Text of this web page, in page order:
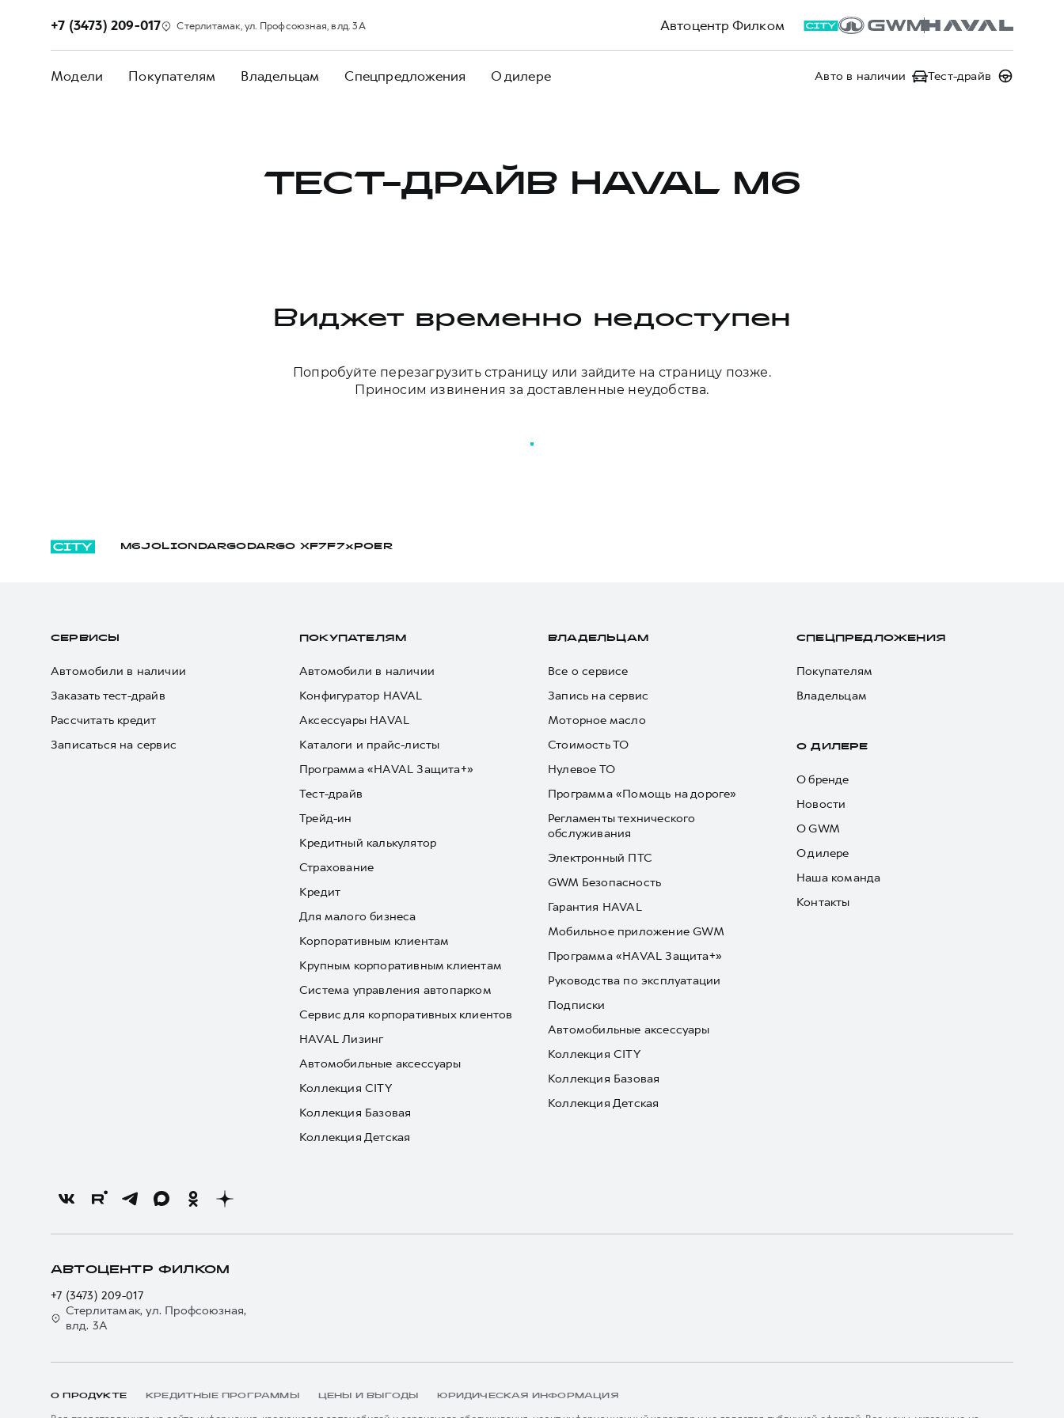
Автоцентр Филком
+7 (3473) 209-017 Стерлитамак, ул. Профсоюзная, влд. 3А
Модели Покупателям Владельцам Спецпредложения О дилере Авто в наличии Тест-драйв
ТЕСТ-ДРАЙВ HAVAL M6
Виджет временно недоступен
Попробуйте перезагрузить страницу или зайдите на страницу позже.
Приносим извинения за доставленные неудобства.
ПЕРЕЗАГРУЗИТЬ СТРАНИЦУ
M6JOLION DARGO DARGO Х F7 F7x POER
СЕРВИСЫ
Автомобили в наличии
Заказать тест-драйв
Рассчитать кредит
Записаться на сервис
ПОКУПАТЕЛЯМ
Автомобили в наличии
Конфигуратор HAVAL
Аксессуары HAVAL
Каталоги и прайс-листы
Программа «HAVAL Защита+»
Тест-драйв
Трейд-ин
Кредитный калькулятор
Страхование
Кредит
Для малого бизнеса
Корпоративным клиентам
Крупным корпоративным клиентам
Система управления автопарком
Сервис для корпоративных клиентов
HAVAL Лизинг
Автомобильные аксессуары
Коллекция CITY
Коллекция Базовая
Коллекция Детская
ВЛАДЕЛЬЦАМ
Все о сервисе
Запись на сервис
Моторное масло
Стоимость ТО
Нулевое ТО
Программа «Помощь на дороге»
Регламенты технического
обслуживания
Электронный ПТС
GWM Безопасность
Гарантия HAVAL
Мобильное приложение GWM
Программа «HAVAL Защита+»
Руководства по эксплуатации
Подписки
Автомобильные аксессуары
Коллекция CITY
Коллекция Базовая
Коллекция Детская
СПЕЦПРЕДЛОЖЕНИЯ
Покупателям
Владельцам
О ДИЛЕРЕ
О бренде
Новости
О GWM
О дилере
Наша команда
Контакты
АВТОЦЕНТР ФИЛКОМ
+7 (3473) 209-017
Стерлитамак, ул. Профсоюзная,
влд. 3А
О ПРОДУКТЕ КРЕДИТНЫЕ ПРОГРАММЫ ЦЕНЫ И ВЫГОДЫ ЮРИДИЧЕСКАЯ ИНФОРМАЦИЯ